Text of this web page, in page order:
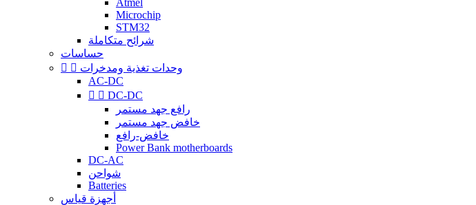
Atmel
Microchip
STM32
شرائح متكاملة
حساسات
  وحدات تغذية ومدخرات
AC-DC
  DC-DC
رافع جهد مستمر
خافض جهد مستمر
خافض-رافع
Power Bank motherboards
DC-AC
شواحن
Batteries
أجهزة قياس